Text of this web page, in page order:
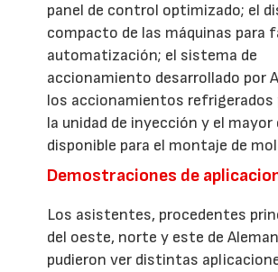
panel de control optimizado; el
compacto de las máquinas para
automatización; el sistema de
accionamiento desarrollado por
los accionamientos refrigerados
la unidad de inyección y el mayor
disponible para el montaje de
Demostraciones de
Los asistentes, procedentes
del oeste, norte y este de
pudieron ver distintas